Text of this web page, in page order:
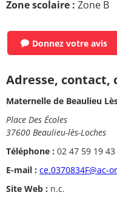
Zone scolaire : Zone B
Donnez votre avis
Adresse, contact,
Maternelle de Beaulieu
Place Des Écoles
37600 Beaulieu-lès-Loches
Téléphone : 02 47 59 19 43
E-mail : ce.0370834F@ac-
Site Web : n.c.